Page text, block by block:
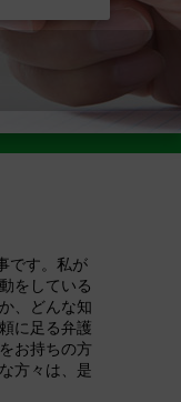
です。私が
をしている
、どんな知
に足る弁護
お持ちの方
方々は、是